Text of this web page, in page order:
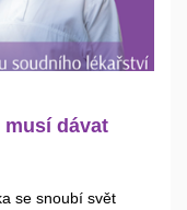
musí dávat
se snoubí svět